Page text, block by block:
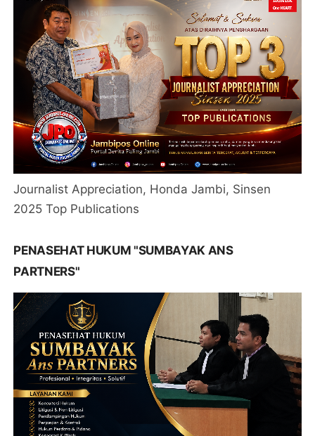
Journalist Appreciation, Honda Jambi, Sinsen
2025 Top Publications
PENASEHAT HUKUM "SUMBAYAK ANS
PARTNERS"